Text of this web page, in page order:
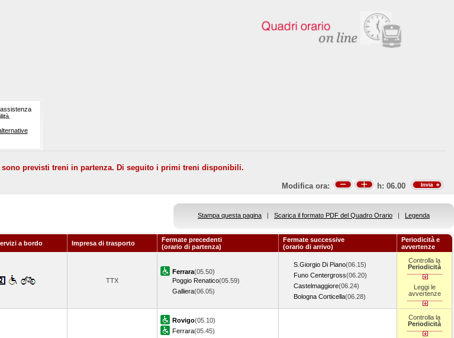
sono previsti treni in partenza. Di seguito i primi treni disponibili.
Modifica ora: h: 06.00
Stampa questa pagina | Scarica il formato PDF del Quadro Orario | Legenda
a bordo Impresa di trasporto
Fermate precedenti
(orario di partenza)
Fermate successive
(orario di arrivo)
Periodicità e
avvertenze
TTX
Ferrara(05.50)
Poggio Renatico(05.59)
Galliera(06.05)
S.Giorgio Di Piano(06.15)
Funo Centergross(06.20)
Castelmaggiore(06.24)
Bologna Corticella(06.28)
Controlla la
Periodicità
Leggi le
avvertenze
Rovigo(05.10)
Ferrara(05.45)
Controlla la
Periodicità